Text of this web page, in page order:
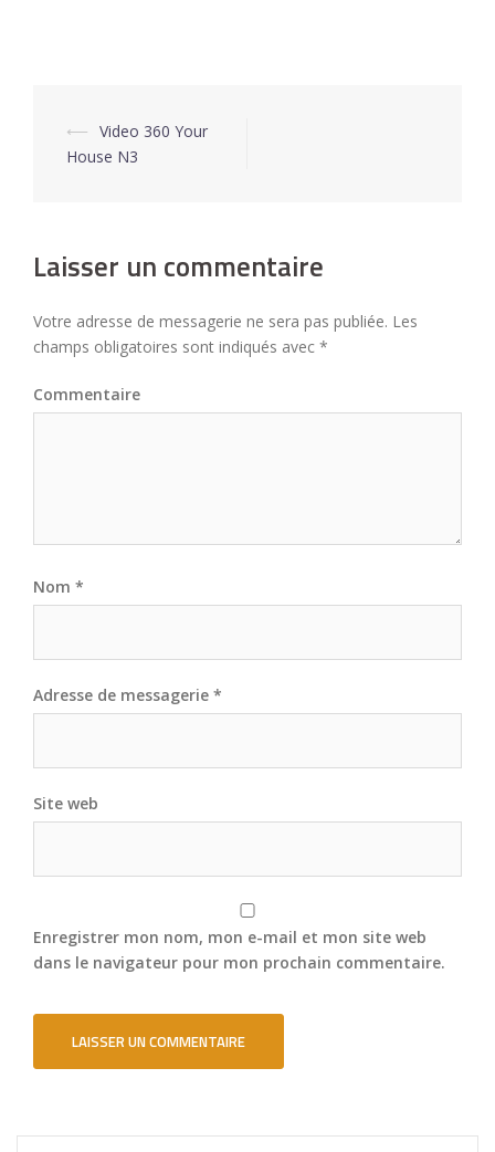
Navigation
d’article
⟵ Video 360 Your
House N3
Laisser un commentaire
Votre adresse de messagerie ne sera pas publiée. Les
champs obligatoires sont indiqués avec *
Commentaire
Nom *
Adresse de messagerie *
Site web
Enregistrer mon nom, mon e-mail et mon site web
dans le navigateur pour mon prochain commentaire.